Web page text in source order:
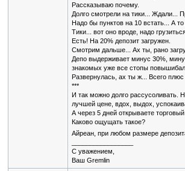
Рассказываю почему.
Долго смотрели на тики... Ждали...
Надо бы пунктов на 10 встать... А
Тики... вот оно вроде, надо
Есть! На 20% депозит загружен.
Смотрим дальше... Ах ты, рано
Депо выдерживает минус 30%,
знакомых уже все стопы
Развернулась, ах ты ж... Всего
***
И так можно долго рассусоливать.
лучшей цене, вдох, выдох,
А через 5 дней открываете
Каково ощущать такое?
Айреан, при любом размере
С уважением,
Ваш Gremlin